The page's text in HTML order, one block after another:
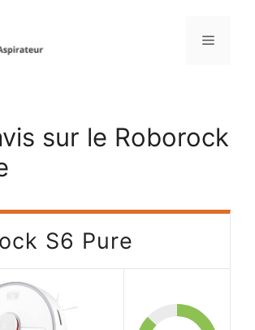
Menu
sur le Roborock
S6 Pure